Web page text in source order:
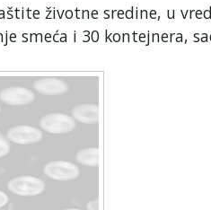
životne sredine, u
smeća i 30 kontejnera,